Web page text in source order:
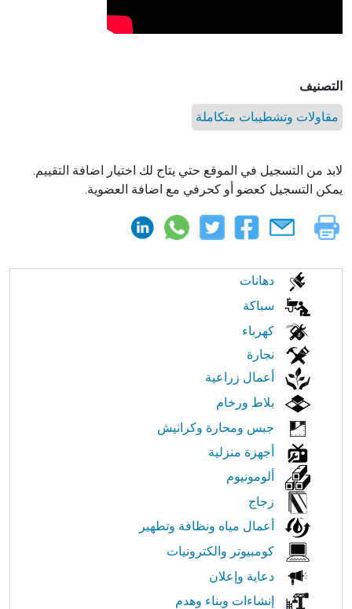
التصنيف
مقاولات وتشطيبات متكاملة
لابد من التسجيل في الموقع حتي يتاح لك اختيار اضافة التقييم.
يمكن التسجيل كعضو أو كحرفي مع اضافة العضوية.
الابحار
النت
دهانات
سباكة
كهرباء
نجارة
أعمال زراعية
بلاط ورخام
جبس ومحارة وكرانيش
أجهزة منزلية
ألومونيوم
زجاج
أعمال مياه ونظافة وتطهير
كومبيوتر والكترونيات
دعاية وإعلان
إنشاءات وبناء وهدم